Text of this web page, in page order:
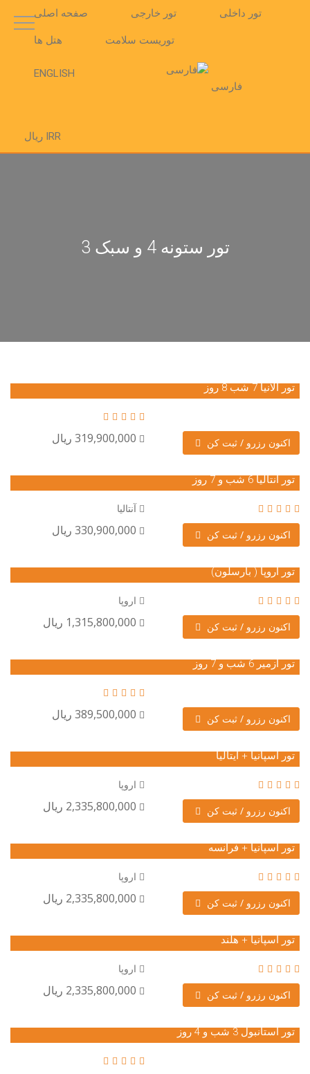
صفحه اصلی تور خارجی تور داخلی
هتل ها توریست سلامت
ENGLISH
فارسی
IRR ریال
تور ستونه 4 و سبک 3
تور آلانیا 7 شب 8 روز
319,900,000 ریال اکنون رزرو / ثبت کن
تور آنتالیا 6 شب و 7 روز
آنتالیا
330,900,000 ریال اکنون رزرو / ثبت کن
تور اروپا ( بارسلون)
اروپا
1,315,800,000 ریال اکنون رزرو / ثبت کن
تور ازمیر 6 شب و 7 روز
389,500,000 ریال اکنون رزرو / ثبت کن
تور اسپانیا + ایتالیا
اروپا
2,335,800,000 ریال اکنون رزرو / ثبت کن
تور اسپانیا + فرانسه
اروپا
2,335,800,000 ریال اکنون رزرو / ثبت کن
تور اسپانیا + هلند
اروپا
2,335,800,000 ریال اکنون رزرو / ثبت کن
تور استانبول 3 شب و 4 روز